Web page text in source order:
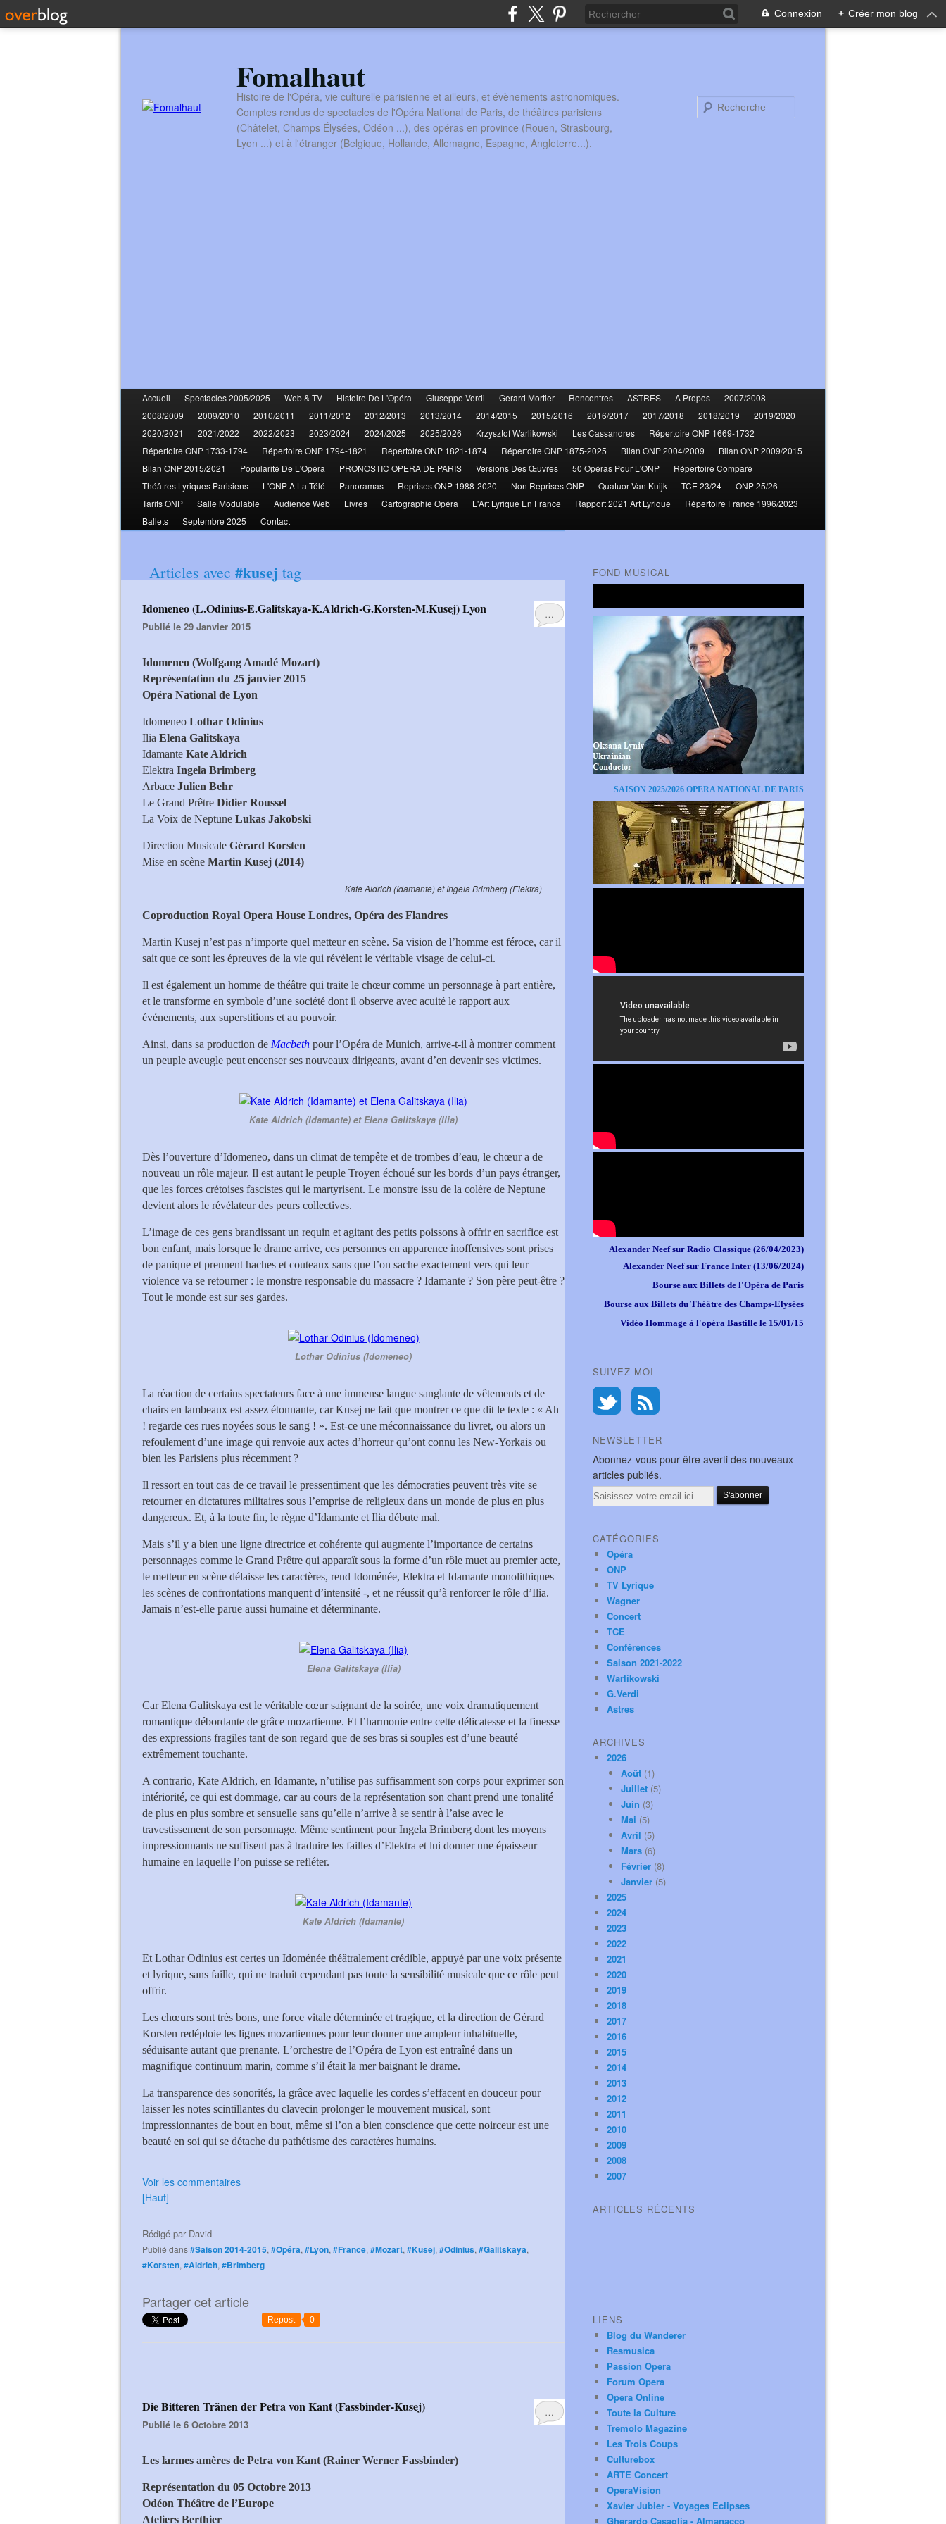
Connexion + Créer mon blog
Fomalhaut
Histoire de l'Opéra, vie culturelle parisienne et ailleurs, et évènements astronomiques.
Comptes rendus de spectacles de l'Opéra National de Paris, de théâtres parisiens
(Châtelet, Champs Élysées, Odéon ...), des opéras en province (Rouen, Strasbourg,
Lyon ...) et à l'étranger (Belgique, Hollande, Allemagne, Espagne, Angleterre...).
Accueil Spectacles 2005/2025 Web & TV Histoire De L'Opéra Giuseppe Verdi Gerard Mortier Rencontres ASTRES À Propos
2007/2008
2008/2009
2009/2010 2010/2011 2011/2012 2012/2013 2013/2014 2014/2015 2015/2016 2016/2017 2017/2018 2018/2019
2019/2020
2020/2021
2021/2022 2022/2023 2023/2024 2024/2025 2025/2026 Krzysztof Warlikowski Les Cassandres
Répertoire ONP 1669-1732
Répertoire ONP 1733-1794
Répertoire ONP 1794-1821 Répertoire ONP 1821-1874 Répertoire ONP 1875-2025 Bilan ONP 2004/2009
Bilan ONP 2009/2015
Bilan ONP 2015/2021
Popularité De L'Opéra PRONOSTIC OPERA DE PARIS Versions Des Œuvres 50 Opéras Pour L'ONP
Répertoire Comparé
Théâtres Lyriques Parisiens
L'ONP À La Télé Panoramas Reprises ONP 1988-2020 Non Reprises ONP Quatuor Van Kuijk TCE 23/24
ONP 25/26
Tarifs ONP
Salle Modulable Audience Web Livres Cartographie Opéra L'Art Lyrique En France Rapport 2021 Art Lyrique
Répertoire France 1996/2023
Ballets
Septembre 2025 Contact
Articles avec #kusej tag
…
Idomeneo (L.Odinius-E.Galitskaya-K.Aldrich-G.Korsten-M.Kusej) Lyon
Publié le 29 Janvier 2015
Idomeneo (Wolfgang Amadé Mozart)
Représentation du 25 janvier 2015
Opéra National de Lyon
Idomeneo Lothar Odinius
Ilia Elena Galitskaya
Idamante Kate Aldrich
Elektra Ingela Brimberg
Arbace Julien Behr
Le Grand Prêtre Didier Roussel
La Voix de Neptune Lukas Jakobski
Direction Musicale Gérard Korsten
Mise en scène Martin Kusej (2014)
Kate Aldrich (Idamante) et Ingela Brimberg (Elektra)
Coproduction Royal Opera House Londres, Opéra des Flandres
Martin Kusej n’est pas n’importe quel metteur en scène. Sa vision de l’homme est féroce, car il
sait que ce sont les épreuves de la vie qui révèlent le véritable visage de celui-ci.
Il est également un homme de théâtre qui traite le chœur comme un personnage à part entière,
et le transforme en symbole d’une société dont il observe avec acuité le rapport aux
événements, aux superstitions et au pouvoir.
Ainsi, dans sa production de Macbeth pour l’Opéra de Munich, arrive-t-il à montrer comment
un peuple aveugle peut encenser ses nouveaux dirigeants, avant d’en devenir ses victimes.
Kate Aldrich (Idamante) et Elena Galitskaya (Ilia)
Dès l’ouverture d’Idomeneo, dans un climat de tempête et de trombes d’eau, le chœur a de
nouveau un rôle majeur. Il est autant le peuple Troyen échoué sur les bords d’un pays étranger,
que les forces crétoises fascistes qui le martyrisent. Le monstre issu de la colère de Neptune
devient alors le révélateur des peurs collectives.
L’image de ces gens brandissant un requin et agitant des petits poissons à offrir en sacrifice est
bon enfant, mais lorsque le drame arrive, ces personnes en apparence inoffensives sont prises
de panique et prennent haches et couteaux sans que l’on sache exactement vers qui leur
violence va se retourner : le monstre responsable du massacre ? Idamante ? Son père peut-être ?
Tout le monde est sur ses gardes.
Lothar Odinius (Idomeneo)
La réaction de certains spectateurs face à une immense langue sanglante de vêtements et de
chairs en lambeaux est assez étonnante, car Kusej ne fait que montrer ce que dit le texte : « Ah
! regarde ces rues noyées sous le sang ! ». Est-ce une méconnaissance du livret, ou alors un
refoulement d’une image qui renvoie aux actes d’horreur qu’ont connu les New-Yorkais ou
bien les Parisiens plus récemment ?
Il ressort en tout cas de ce travail le pressentiment que les démocraties peuvent très vite se
retourner en dictatures militaires sous l’emprise de religieux dans un monde de plus en plus
dangereux. Et, à la toute fin, le règne d’Idamante et Ilia débute mal.
Mais s’il y a bien une ligne directrice et cohérente qui augmente l’importance de certains
personnages comme le Grand Prêtre qui apparaît sous la forme d’un rôle muet au premier acte,
le metteur en scène délaisse les caractères, rend Idoménée, Elektra et Idamante monolithiques –
les scènes de confrontations manquent d’intensité -, et ne réussit qu’à renforcer le rôle d’Ilia.
Jamais n’est-elle parue aussi humaine et déterminante.
Elena Galitskaya (Ilia)
Car Elena Galitskaya est le véritable cœur saignant de la soirée, une voix dramatiquement
romantique débordante de grâce mozartienne. Et l’harmonie entre cette délicatesse et la finesse
des expressions fragiles tant de son regard que de ses bras si souples est d’une beauté
extrêmement touchante.
A contrario, Kate Aldrich, en Idamante, n’utilise pas suffisamment son corps pour exprimer son
intériorité, ce qui est dommage, car au cours de la représentation son chant prend une tonalité
de plus en plus sombre et sensuelle sans qu’elle n’arrive à se sentir à l’aise avec le
travestissement de son personnage. Même sentiment pour Ingela Brimberg dont les moyens
impressionnants ne suffisent pas à traduire les failles d’Elektra et lui donner une épaisseur
humaine en laquelle l’on puisse se refléter.
Kate Aldrich (Idamante)
Et Lothar Odinius est certes un Idoménée théâtralement crédible, appuyé par une voix présente
et lyrique, sans faille, qui ne traduit cependant pas toute la sensibilité musicale que ce rôle peut
offrir.
Les chœurs sont très bons, une force vitale déterminée et tragique, et la direction de Gérard
Korsten redéploie les lignes mozartiennes pour leur donner une ampleur inhabituelle,
séduisante autant que prenante. L’orchestre de l’Opéra de Lyon est entraîné dans un
magnifique continuum marin, comme s’il était la mer baignant le drame.
La transparence des sonorités, la grâce avec laquelle les cordes s’effacent en douceur pour
laisser les notes scintillantes du clavecin prolonger le mouvement musical, sont
impressionnantes de bout en bout, même si l’on a bien conscience que cette noirceur est une
beauté en soi qui se détache du pathétisme des caractères humains.
Voir les commentaires
[Haut]
Rédigé par David
Publié dans#Saison 2014-2015, #Opéra, #Lyon, #France, #Mozart, #Kusej, #Odinius, #Galitskaya,
#Korsten, #Aldrich, #Brimberg
Partager cet article
Repost 0
…
Die Bitteren Tränen der Petra von Kant (Fassbinder-Kusej)
Publié le 6 Octobre 2013
Les larmes amères de Petra von Kant (Rainer Werner Fassbinder)
Représentation du 05 Octobre 2013
Odéon Théâtre de l’Europe
Ateliers Berthier
FOND MUSICAL
SAISON 2025/2026 OPERA NATIONAL DE PARIS
Alexander Neef sur Radio Classique (26/04/2023)
Alexander Neef sur France Inter (13/06/2024)
Bourse aux Billets de l'Opéra de Paris
Bourse aux Billets du Théâtre des Champs-Elysées
Vidéo Hommage à l'opéra Bastille le 15/01/15
SUIVEZ-MOI
NEWSLETTER
Abonnez-vous pour être averti des nouveaux
articles publiés.
Email
CATÉGORIES
Opéra
ONP
TV Lyrique
Wagner
Concert
TCE
Conférences
Saison 2021-2022
Warlikowski
G.Verdi
Astres
ARCHIVES
2026
Août (1)
Juillet (5)
Juin (3)
Mai (5)
Avril (5)
Mars (6)
Février (8)
Janvier (5)
2025
2024
2023
2022
2021
2020
2019
2018
2017
2016
2015
2014
2013
2012
2011
2010
2009
2008
2007
ARTICLES RÉCENTS
LIENS
Blog du Wanderer
Resmusica
Passion Opera
Forum Opera
Opera Online
Toute la Culture
Tremolo Magazine
Les Trois Coups
Culturebox
ARTE Concert
OperaVision
Xavier Jubier - Voyages Eclipses
Gherardo Casaglia - Almanacco